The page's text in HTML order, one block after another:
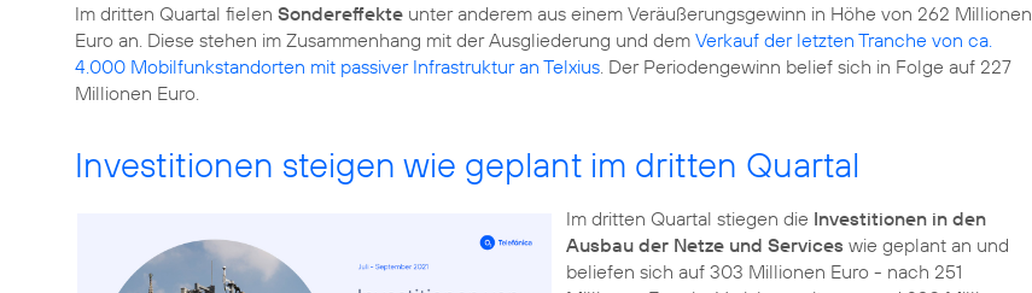
Im dritten Quartal fielen Sondereffekte unter anderem aus einem Veräußerungsgewinn in Höhe von 262 Millionen
Euro an. Diese stehen im Zusammenhang mit der Ausgliederung und dem Verkauf der letzten Tranche von ca.
4.000 Mobilfunkstandorten mit passiver Infrastruktur an Telxius. Der Periodengewinn belief sich in Folge auf 227
Millionen Euro.
Investitionen steigen wie geplant im dritten Quartal
Im dritten Quartal stiegen die Investitionen in den
Ausbau der Netze und Services wie geplant an und
beliefen sich auf 303 Millionen Euro - nach 251